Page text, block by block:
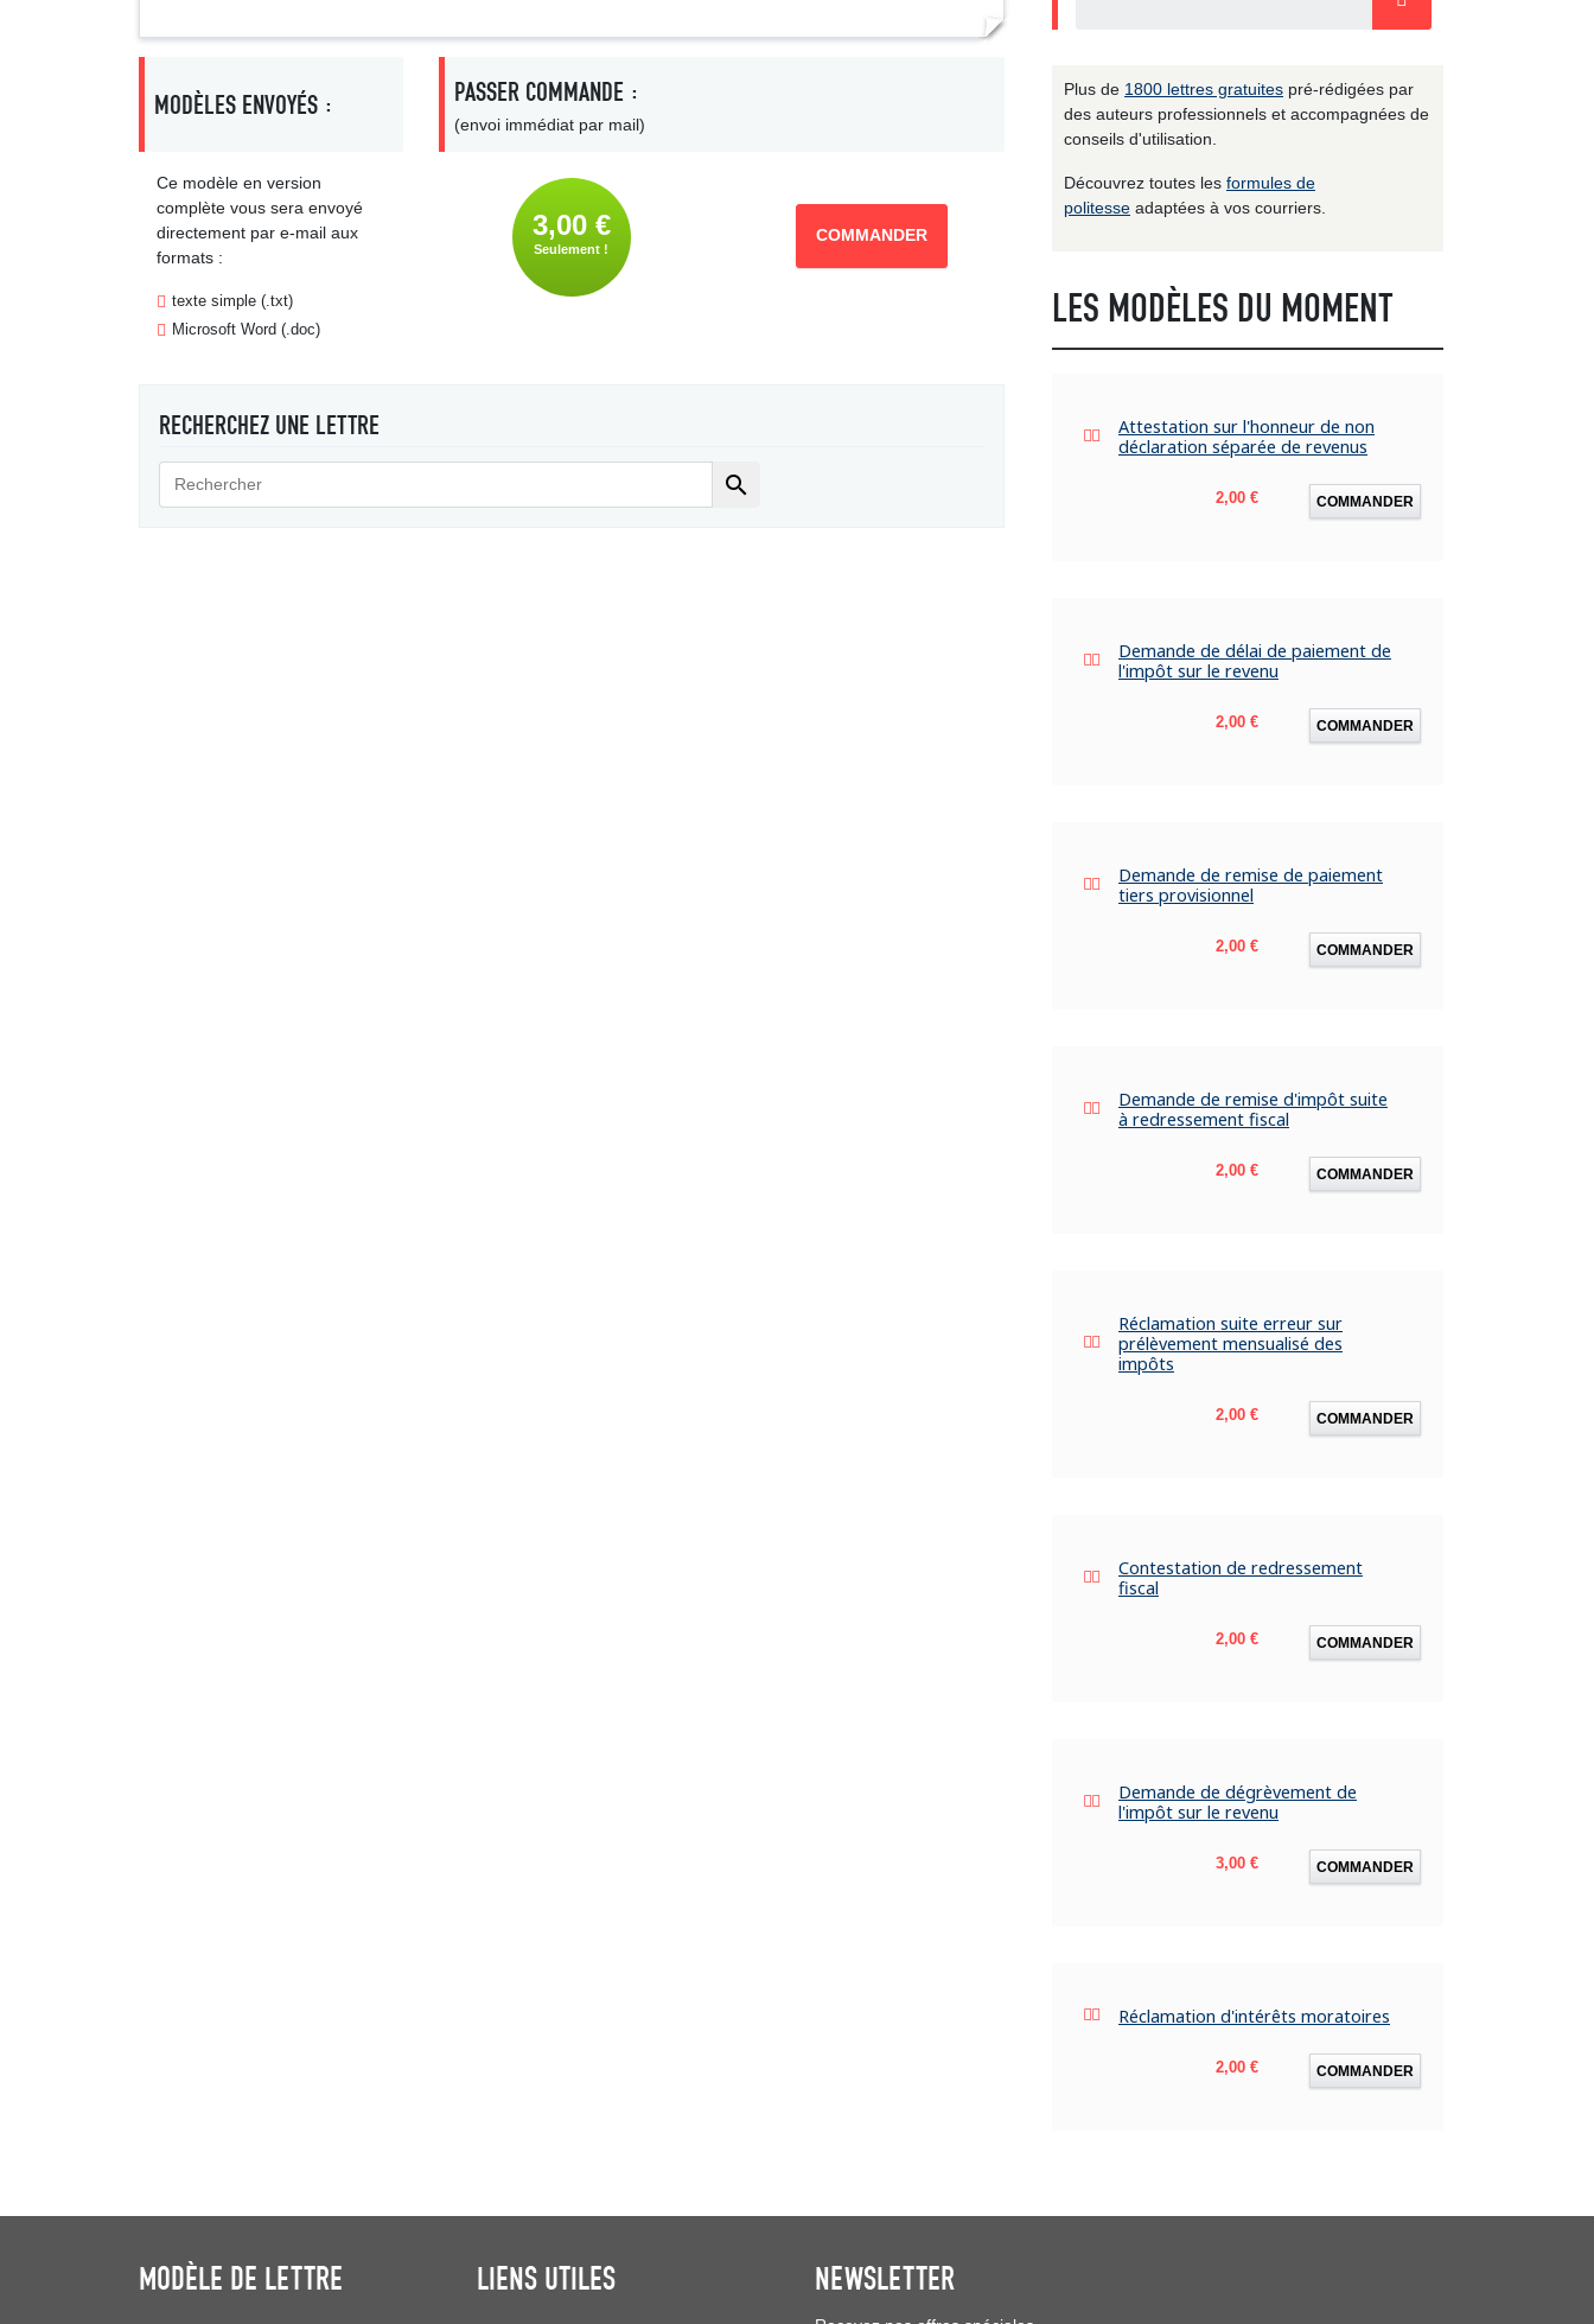
MODÈLES ENVOYÉS :
Ce modèle en version
complète vous sera envoyé
directement par e-mail aux
formats :
texte simple (.txt)
Microsoft Word (.doc)
PASSER COMMANDE :
(envoi immédiat par mail)
3,00 €
Seulement !
COMMANDER
RECHERCHEZ UNE LETTRE

Plus de 1800 lettres gratuites pré-rédigées par
des auteurs professionnels et accompagnées de
conseils d'utilisation.
Découvrez toutes les formules de
politesse adaptées à vos courriers.
LES MODÈLES DU MOMENT
Attestation sur l'honneur de non
déclaration séparée de revenus
Prix
2,00 € COMMANDER
Demande de délai de paiement de
l'impôt sur le revenu
Prix
2,00 € COMMANDER
Demande de remise de paiement
tiers provisionnel
Prix
2,00 € COMMANDER
Demande de remise d'impôt suite
à redressement fiscal
Prix
2,00 € COMMANDER
Réclamation suite erreur sur
prélèvement mensualisé des
impôts
Prix
2,00 € COMMANDER
Contestation de redressement
fiscal
Prix
2,00 € COMMANDER
Demande de dégrèvement de
l'impôt sur le revenu
Prix
3,00 € COMMANDER
Réclamation d'intérêts moratoires
Prix
2,00 € COMMANDER
MODÈLE DE LETTRE LIENS UTILES NEWSLETTER